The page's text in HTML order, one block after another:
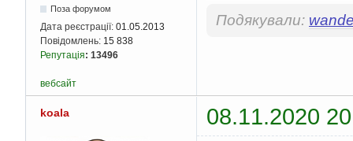
Поза форумом
Дата реєстрації: 01.05.2013
Повідомлень: 15 838
Репутація: 13496
Подякували:
вебсайт
koala 08.11.2020